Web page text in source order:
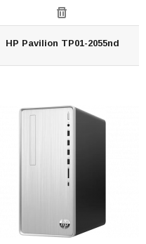
HP Pavilion TP01-2055nd